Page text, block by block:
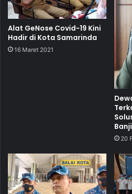
Alat GeNose Covid-19 Kini
Hadir di Kota Samarinda
16 Maret 2021
20